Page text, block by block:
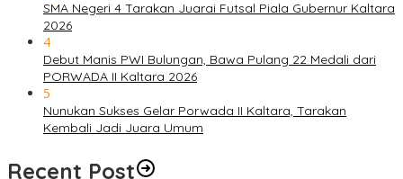
SMA Negeri 4 Tarakan Juarai Futsal Piala Gubernur Kaltara
2026
4
Debut Manis PWI Bulungan, Bawa Pulang 22 Medali dari
PORWADA II Kaltara 2026
5
Nunukan Sukses Gelar Porwada II Kaltara, Tarakan
Kembali Jadi Juara Umum
Recent Post